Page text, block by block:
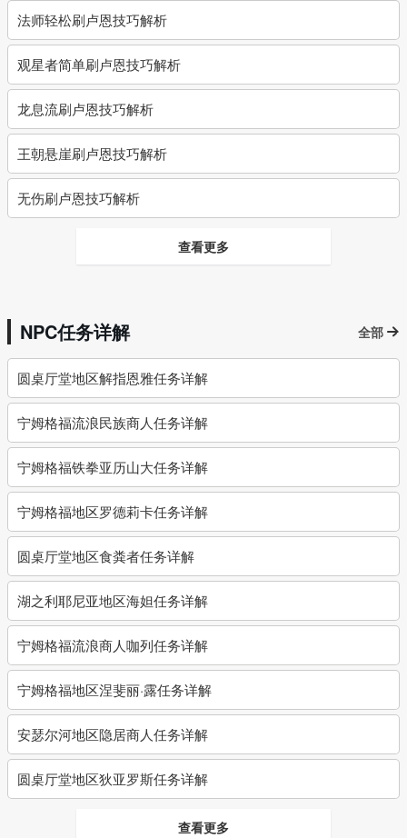
法师轻松刷卢恩技巧解析
观星者简单刷卢恩技巧解析
龙息流刷卢恩技巧解析
王朝悬崖刷卢恩技巧解析
无伤刷卢恩技巧解析
查看更多
NPC任务详解 全部
圆桌厅堂地区解指恩雅任务详解
宁姆格福流浪民族商人任务详解
宁姆格福铁拳亚历山大任务详解
宁姆格福地区罗德莉卡任务详解
圆桌厅堂地区食粪者任务详解
湖之利耶尼亚地区海妲任务详解
宁姆格福流浪商人咖列任务详解
宁姆格福地区涅斐丽·露任务详解
安瑟尔河地区隐居商人任务详解
圆桌厅堂地区狄亚罗斯任务详解
查看更多